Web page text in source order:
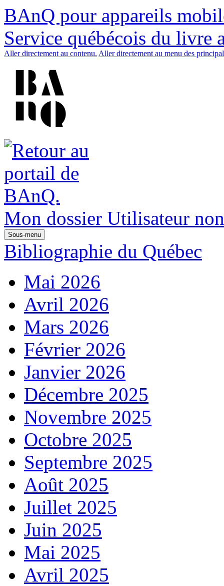
BAnQ pour appareils
Service québécois du livre
Aller directement au contenu. Aller directement au menu des
Mon dossier Utilisateur
Sous-menu
Bibliographie du Québec
Mai 2026
Avril 2026
Mars 2026
Février 2026
Janvier 2026
Décembre 2025
Novembre 2025
Octobre 2025
Septembre 2025
Août 2025
Juillet 2025
Juin 2025
Mai 2025
Avril 2025